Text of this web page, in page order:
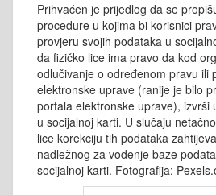
Prihvaćen je prijedlog da se
procedure u kojima bi korisnici
provjeru svojih podataka u
da fizičko lice ima pravo da kod
odlučivanje o određenom pravu ili
elektronske uprave (ranije je bilo
portala elektronske uprave), izvrši
u socijalnoj karti. U slučaju
lice korekciju tih podataka
nadležnog za vođenje baze
socijalnoj karti. Fotografija: